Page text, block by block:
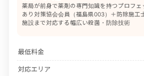
薬局が前身で薬剤の専門知識を持つプロフェ
あり対策協会会員（福島県003）＋防除施工
施設まで対応する幅広い殺菌・防除技術
最低料金
対応エリア